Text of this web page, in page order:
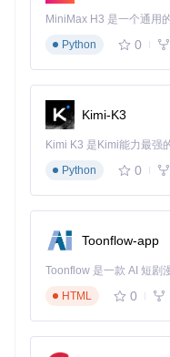
实时预览系统是
play模块
（Scripts/
，将谱面数据解析与
入和数据更新，渲染线
同步机制确保视觉反馈
括：
动态粒子效果生成器
节拍同步补偿算法
编辑功能的实现集中在
e/），采用
命令模式
件包括：
做
MarkingMenu：上
Python
0
Kimi-K3
Python
0
Toonflow-app
HTML
0